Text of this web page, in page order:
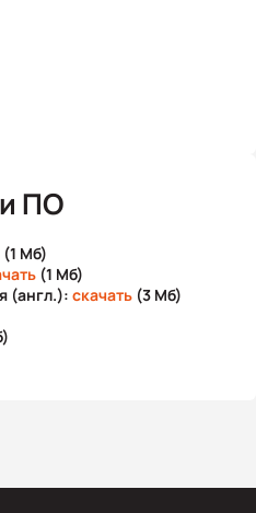
ПО
(1 Мб)
(1 Мб)
(англ.): скачать (3 Мб)